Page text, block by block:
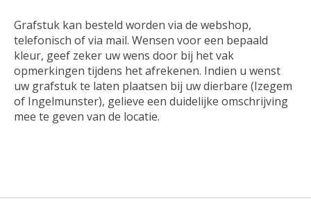
Grafstuk kan besteld worden via de webshop,
telefonisch of via mail. Wensen voor een bepaald
kleur, geef zeker uw wens door bij het vak
opmerkingen tijdens het afrekenen. Indien u wenst
uw grafstuk te laten plaatsen bij uw dierbare (Izegem
of Ingelmunster), gelieve een duidelijke omschrijving
mee te geven van de locatie.